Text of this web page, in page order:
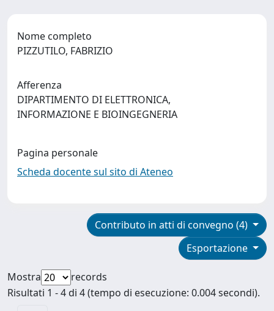
Nome completo
PIZZUTILO, FABRIZIO
Afferenza
DIPARTIMENTO DI ELETTRONICA,
INFORMAZIONE E BIOINGEGNERIA
Pagina personale
Scheda docente sul sito di Ateneo
Contributo in atti di convegno (4)
Esportazione
Mostra
records
Risultati 1 - 4 di 4 (tempo di esecuzione: 0.004 secondi).